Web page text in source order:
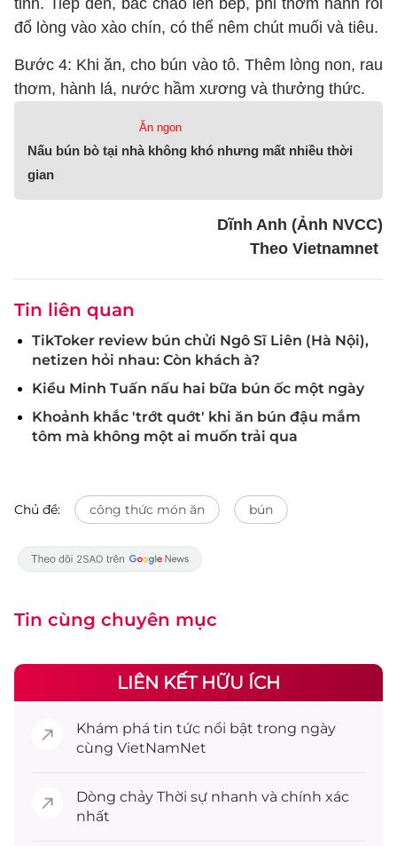
tinh. Tiếp đến, bắc chảo lên bếp, phi thơm hành rồi
đổ lòng vào xào chín, có thể nêm chút muối và tiêu.
Bước 4: Khi ăn, cho bún vào tô. Thêm lòng non, rau
thơm, hành lá, nước hầm xương và thưởng thức.
Ăn ngon
Nấu bún bò tại nhà không khó nhưng mất nhiều thời
gian
Dĩnh Anh (Ảnh NVCC)
Theo Vietnamnet
Tin liên quan
TikToker review bún chửi Ngô Sĩ Liên (Hà Nội),
netizen hỏi nhau: Còn khách à?
Kiều Minh Tuấn nấu hai bữa bún ốc một ngày
Khoảnh khắc 'trớt quớt' khi ăn bún đậu mắm
tôm mà không một ai muốn trải qua
Chủ đề: công thức món ăn bún
Tin cùng chuyên mục
LIÊN KẾT HỮU ÍCH
Khám phá tin tức nổi bật trong ngày
cùng VietNamNet
Dòng chảy Thời sự nhanh và chính xác
nhất